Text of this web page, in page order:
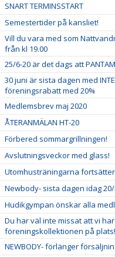
SNART TERMINSSTART
Semestertider på kansliet!
Vill du vara med som
från kl 19.00
25/6-20 är det dags att
30 juni är sista dagen med
föreningsrabatt med 20%
Medlemsbrev maj 2020
ÅTERANMÄLAN HT-20
Förbered sommargrillningen!
Avslutningsveckor med glass!
Utomhusträningarna
Newbody- sista dagen idag
Hudikgympan önskar alla
Du har väl inte missat att vi
föreningskollektionen på plats!
NEWBODY- förlänger